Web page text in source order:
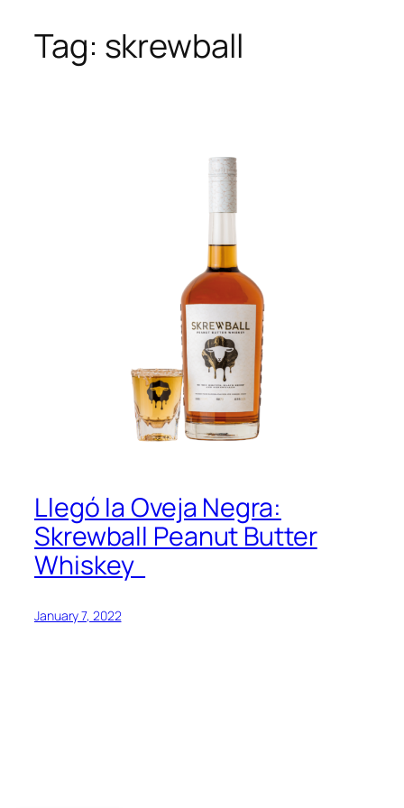
SkipTag: skrewball
Llegó la Oveja Negra:
Skrewball Peanut Butter
Whiskey
January 7, 2022